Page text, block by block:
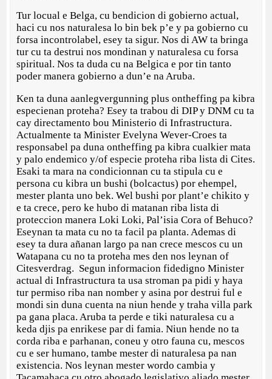
Tur locual e Belga, cu bendicion di gobierno actual,
haci cu nos naturalesa lo bin bek p’e y pa gobierno cu
forsa incontrolabel, esey ta sigur. Nos di AW ta bringa
tur cu ta destrui nos mondinan y naturalesa cu forsa
spiritual. Nos ta duda cu na Belgica e por tin tanto
poder manera gobierno a dun’e na Aruba.
Ken ta duna aanlegvergunning plus ontheffing pa kibra
especienan proteha? Esey ta trabou di DIP y DNM cu ta
cay directamento bou Ministerio di Infrastructura.
Actualmente ta Minister Evelyna Wever-Croes ta
responsabel pa duna ontheffing pa kibra cualkier mata
y palo endemico y/of especie proteha riba lista di Cites.
Esaki ta mara na condicionnan cu ta stipula cu e
persona cu kibra un bushi (bolcactus) por ehempel,
mester planta uno bek. Wel bushi por plant’e chikito y
e ta crece, pero ke hubo di matanan riba lista di
proteccion manera Loki Loki, Pal’isia Cora of Behuco?
Eseynan ta mata cu no ta facil pa planta. Ademas di
esey ta dura añanan largo pa nan crece mescos cu un
Watapana cu no ta proteha mes den nos leynan of
Citesverdrag. Segun informacion fidedigno Minister
actual di Infrastructura ta usa stroman pa pidi y haya
tur permiso riba nan nomber y asina por destrui ful e
mondi sin duna cuenta na niun hende y traha villa park
pa gana placa. Aruba ta perde e tiki naturalesa cu a
keda djis pa enrikese par di famia. Niun hende no ta
corda riba e parhanan, coneu y otro fauna cu, mescos
cu e ser humano, tambe mester di naturalesa pa nan
existencia. Nos leynan mester wordo cambia y